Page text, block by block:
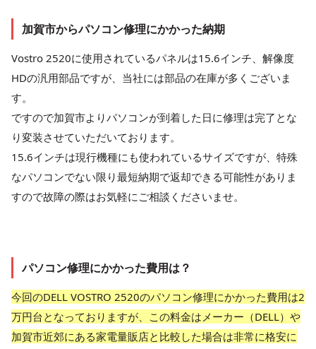
加賀市からパソコン修理にかかった納期
Vostro 2520に使用されているパネルは15.6インチ、解像度
HDの汎用部品ですが、当社には部品の在庫が多くございま
す。
ですので加賀市よりパソコンが到着した日に修理は完了とな
り変装させていただいております。
15.6インチは現行機種にも使われているサイズですが、特殊
なパソコンでない限り最短納期で返却できる可能性がありま
すので故障の際はお気軽にご相談くださいませ。
パソコン修理にかかった費用は？
今回のDELL VOSTRO 2520のパソコン修理にかかった費用は2
万円台となっておりますが、この料金はメーカー（DELL）や
加賀市近郊にある家電量販店と比較した場合は非常に格安に